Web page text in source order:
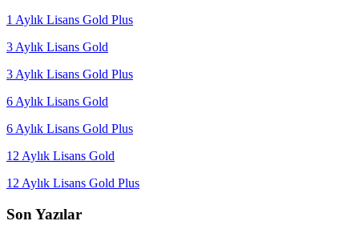
1 Aylık Lisans Gold Plus
3 Aylık Lisans Gold
3 Aylık Lisans Gold Plus
6 Aylık Lisans Gold
6 Aylık Lisans Gold Plus
12 Aylık Lisans Gold
12 Aylık Lisans Gold Plus
Son Yazılar